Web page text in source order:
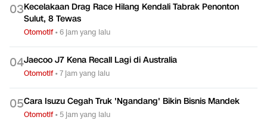
03Kecelakaan Drag Race Hilang Kendali Tabrak Penonton
Sulut, 8 Tewas
Otomotif•6 jam yang lalu
04Jaecoo J7 Kena Recall Lagi di Australia
Otomotif•7 jam yang lalu
05Cara Isuzu Cegah Truk 'Ngandang' Bikin Bisnis Mandek
Otomotif• 5 jam yang lalu